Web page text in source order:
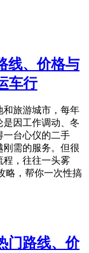
线、价格与
车行
和旅游城市，每年
因工作调动、冬
一台心仪的二手
需的服务。但很
程，往往一头雾
略，帮你一次性搞
门路线、价